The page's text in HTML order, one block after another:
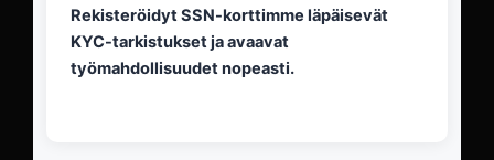
Rekisteröidyt SSN-korttimme läpäisevät
KYC-tarkistukset ja avaavat
työmahdollisuudet nopeasti.